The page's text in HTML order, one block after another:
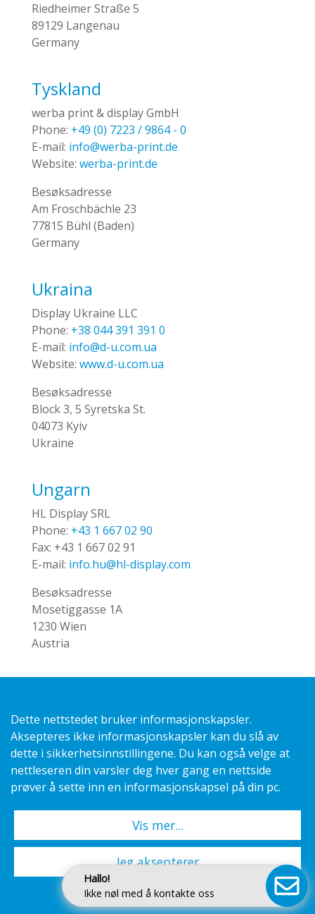
Riedheimer Straße 5
89129 Langenau
Germany
Tyskland
werba print & display GmbH
Phone: +49 (0) 7223 / 9864 - 0
E-mail: info@werba-print.de
Website: werba-print.de
Besøksadresse
Am Froschbächle 23
77815 Bühl (Baden)
Germany
Ukraina
Display Ukraine LLC
Phone: +38 044 391 391 0
E-mail: info@d-u.com.ua
Website: www.d-u.com.ua
Besøksadresse
Block 3, 5 Syretska St.
04073 Kyiv
Ukraine
Ungarn
HL Display SRL
Phone: +43 1 667 02 90
Fax: +43 1 667 02 91
E-mail: info.hu@hl-display.com
Besøksadresse
Mosetiggasse 1A
1230 Wien
Austria
HL Display Österreich GmbH
Phone: +43 1 667 02 90
Fax:+43 1 667 02 91
E-mail:info.at@hl-display.com
Besøksadresse
Jochen Rindt Strasse 37
1230 Wien
Hallo!
Ikke nøl med å kontakte oss
Dette nettstedet bruker informasjonskapsler.
Aksepteres ikke informasjonskapsler kan du slå av
dette i sikkerhetsinnstillingene. Du kan også velge at
nettleseren din varsler deg hver gang en nettside
prøver å sette inn en informasjonskapsel på din pc.
Vis mer...
Jeg aksepterer